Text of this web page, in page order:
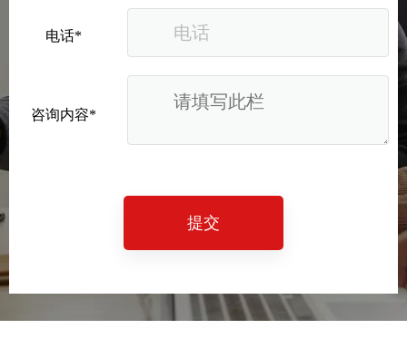
电话*
咨询内容*
提交